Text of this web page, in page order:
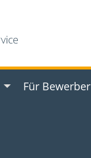
Für Bewerber